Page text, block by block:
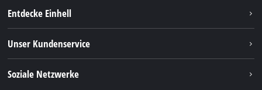
Entdecke Einhell
Nachhaltigkeit
Unser Kundenservice
Soziale Netzwerke